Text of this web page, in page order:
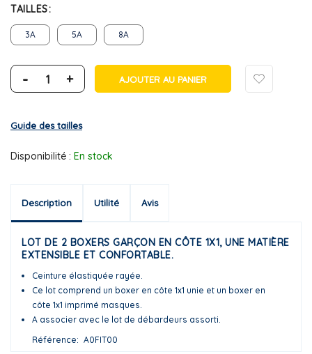
TAILLES
3A 5A 8A
- + AJOUTER AU PANIER
Guide des tailles
Disponibilité : En stock
Description Utilité Avis
LOT DE 2 BOXERS GARÇON EN CÔTE 1X1, UNE MATIÈRE
EXTENSIBLE ET CONFORTABLE.
Ceinture élastiquée rayée.
Ce lot comprend un boxer en côte 1x1 unie et un boxer en
côte 1x1 imprimé masques.
A associer avec le lot de débardeurs assorti.
Référence
A0FIT00